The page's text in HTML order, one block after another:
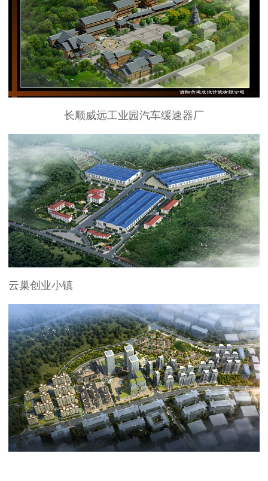
长顺威远工业园汽车缓速器厂
云巢创业小镇